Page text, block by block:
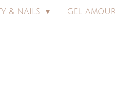
& NAILS GEL